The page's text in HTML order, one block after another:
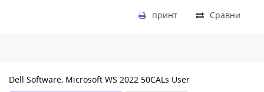
Сравни
принт
Dell Software, Microsoft WS 2022 50CALs User